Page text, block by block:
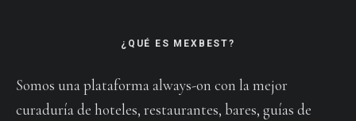
¿QUÉ ES MEXBEST?
Somos una plataforma always-on con la mejor
curaduría de hoteles, restaurantes, bares, guías de